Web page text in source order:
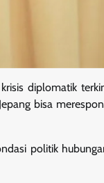
diplomatik
bisa
politik